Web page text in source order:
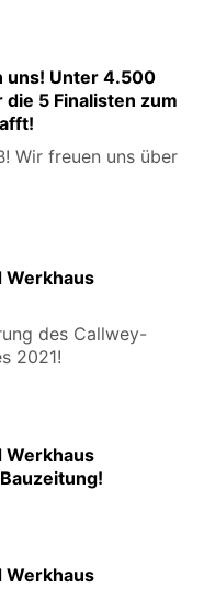
uns! Unter 4.500
5 Finalisten zum
Wir freuen uns über
Werkhaus
des Callwey-
2021!
Werkhaus
Werkhaus